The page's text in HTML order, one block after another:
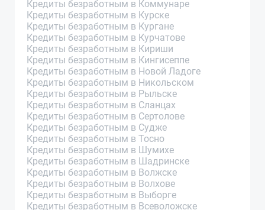
Кредиты безработным в Коммунаре
Кредиты безработным в Курске
Кредиты безработным в Кургане
Кредиты безработным в Курчатове
Кредиты безработным в Кириши
Кредиты безработным в Кингисеппе
Кредиты безработным в Новой Ладоге
Кредиты безработным в Никольском
Кредиты безработным в Рыльске
Кредиты безработным в Сланцах
Кредиты безработным в Сертолове
Кредиты безработным в Судже
Кредиты безработным в Тосно
Кредиты безработным в Шумихе
Кредиты безработным в Шадринске
Кредиты безработным в Волжске
Кредиты безработным в Волхове
Кредиты безработным в Выборге
Кредиты безработным в Всеволожске